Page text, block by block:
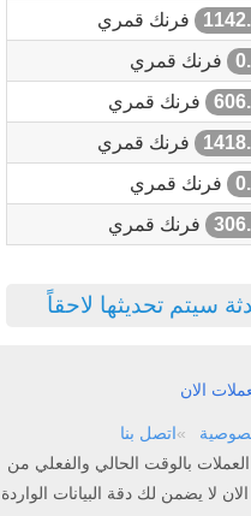
فرنك قمري
فرنك قمري
فرنك قمري
فرنك قمري
فرنك قمري
فرنك قمري
سيتم تحديثها لاحقاً
الان
اتصل بنا
بالوقت الحالي والفعلي من
لا يضمن لك دقة البيانات الواردة